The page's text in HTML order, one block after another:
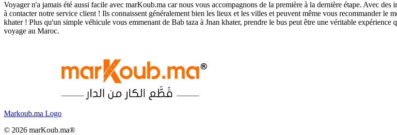
Voyager n'a jamais été aussi facile avec marKoub.ma car nous vous accompagnons de la première à la dernière étape. Avec
à contacter notre service client ! Ils connaissent généralement bien les lieux et les villes et peuvent même vous recommander le
khater ! Plus qu'un simple véhicule vous emmenant de Bab taza à Jnan khater, prendre le bus peut être une véritable
voyage au Maroc.
Markoub.ma Logo
© 2026 marKoub.ma®